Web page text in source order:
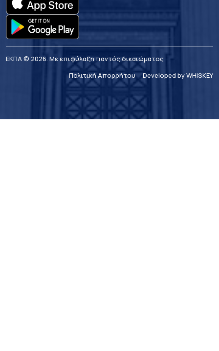
ΕΚΠΑ © 2026. Με επιφύλαξη παντός δικαιώματος
Πολιτική Απορρήτου
Developed by WHISKEY